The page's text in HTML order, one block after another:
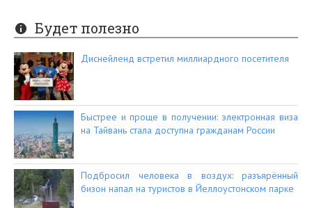
Будет полезно
Диснейленд встретил миллиардного посетителя
Быстрее и проще в получении: электронная виза
на Тайвань стала доступна гражданам России
Подбросил человека в воздух: разъярённый
бизон напал на туристов в Йеллоустонском парке